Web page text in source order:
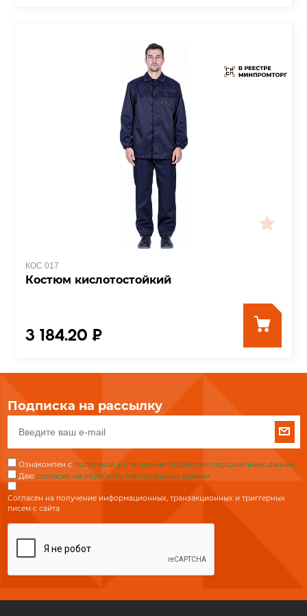
КОС 017
Костюм кислотостойкий
3 184.20 ₽
Подписка на рассылку
Ознакомлен с политикой в отношении обработки персональных данных
Даю согласие на обработку персональных данных
Согласен на получение информационных, транзакционных и триггерных
писем с сайта